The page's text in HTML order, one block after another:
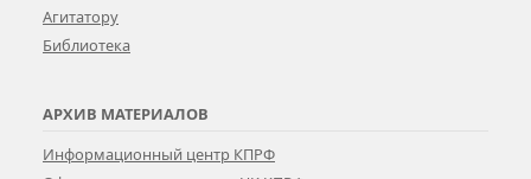
Агитатору
Библиотека
АРХИВ МАТЕРИАЛОВ
Информационный центр КПРФ